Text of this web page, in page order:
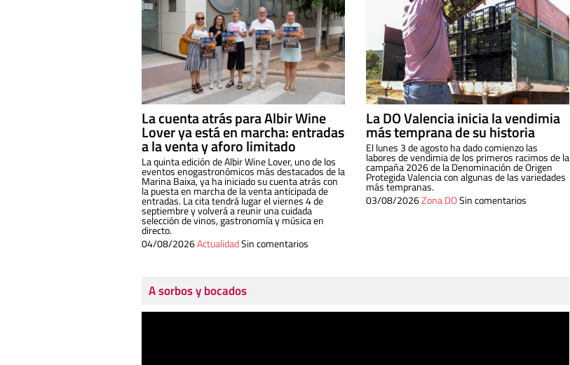
La cuenta atrás para Albir Wine
Lover ya está en marcha: entradas
a la venta y aforo limitado
La quinta edición de Albir Wine Lover, uno de los
eventos enogastronómicos más destacados de la
Marina Baixa, ya ha iniciado su cuenta atrás con
la puesta en marcha de la venta anticipada de
entradas. La cita tendrá lugar el viernes 4 de
septiembre y volverá a reunir una cuidada
selección de vinos, gastronomía y música en
directo.
04/08/2026ActualidadSin comentarios
La DO Valencia inicia la vendimia
más temprana de su historia
El lunes 3 de agosto ha dado comienzo las
labores de vendimia de los primeros racimos de la
campaña 2026 de la Denominación de Origen
Protegida Valencia con algunas de las variedades
más tempranas.
03/08/2026Zona DOSin comentarios
A sorbos y bocados